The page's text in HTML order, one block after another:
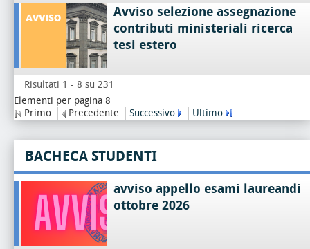
Avviso selezione assegnazione
contributi ministeriali ricerca
tesi estero
Risultati 1 - 8 su 231
Elementi per pagina 8
Primo
Precedente Successivo Ultimo
BACHECA STUDENTI
avviso appello esami laureandi
ottobre 2026